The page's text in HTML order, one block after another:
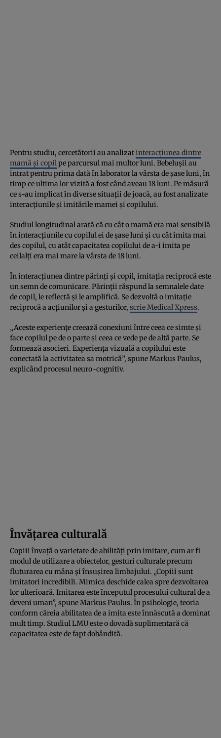
Pentru studiu, cercetătorii au analizatinteracțiunea dintre
mamă și copilpe parcursul mai multor luni. Bebelușii au
intrat pentru prima dată în laborator la vârsta de șase luni, în
timp ce ultima lor vizită a fost când aveau 18 luni. Pe măsură
ce s-au implicat în diverse situații de joacă, au fost analizate
interacțiunile și imitările mamei și copilului.
Studiul longitudinal arată că cu cât o mamă era mai sensibilă
în interacțiunile cu copilul ei de șase luni și cu cât imita mai
des copilul, cu atât capacitatea copilului de a-i imita pe
ceilalți era mai mare la vârsta de 18 luni.
În interacțiunea dintre părinți și copil, imitația reciprocă este
un semn de comunicare. Părinții răspund la semnalele date
de copil, le reflectă și le amplifică. Se dezvoltă o imitație
reciprocă a acțiunilor și a gesturilor, scrie Medical Xpress.
„Aceste experiențe creează conexiuni între ceea ce simte și
face copilul pe de o parte și ceea ce vede pe de altă parte. Se
formează asocieri. Experiența vizuală a copilului este
conectată la activitatea sa motrică”, spune Markus Paulus,
explicând procesul neuro-cognitiv.
Învățarea culturală
Copiii învață o varietate de abilități prin imitare, cum ar fi
modul de utilizare a obiectelor, gesturi culturale precum
fluturarea cu mâna și însuşirea limbajului. „Copiii sunt
imitatori incredibili. Mimica deschide calea spre dezvoltarea
lor ulterioară. Imitarea este începutul procesului cultural de a
deveni uman”, spune Markus Paulus. În psihologie, teoria
conform căreia abilitatea de a imita este înnăscută a dominat
mult timp. Studiul LMU este o dovadă suplimentară că
capacitatea este de fapt dobândită.